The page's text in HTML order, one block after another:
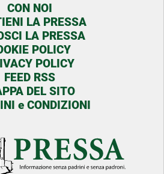
CON NOI
LA PRESSA
LA PRESSA
POLICY
POLICY
FEED RSS
DEL SITO
e CONDIZIONI